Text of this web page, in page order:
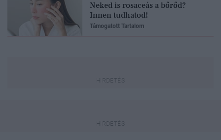
Neked is rosaceás a bőrőd?
Innen tudhatod!
Támogatott Tartalom